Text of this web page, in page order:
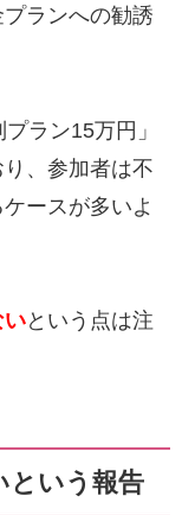
ランへの勧誘
ラン15万円」
、参加者は不
ースが多いよ
いという点は注
という報告